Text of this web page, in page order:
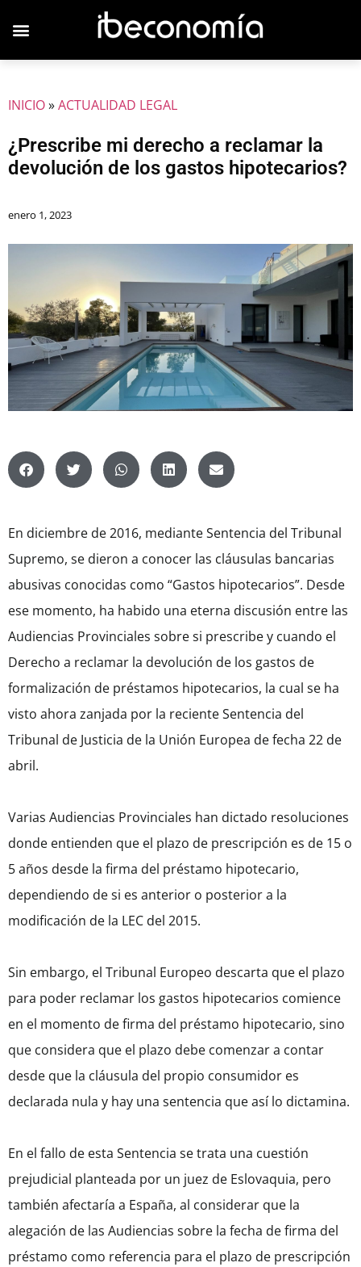
INICIO»ACTUALIDAD LEGAL
¿Prescribe mi derecho a reclamar la
devolución de los gastos hipotecarios?
enero 1, 2023
En diciembre de 2016, mediante Sentencia del Tribunal
Supremo, se dieron a conocer las cláusulas bancarias
abusivas conocidas como “Gastos hipotecarios”. Desde
ese momento, ha habido una eterna discusión entre las
Audiencias Provinciales sobre si prescribe y cuando el
Derecho a reclamar la devolución de los gastos de
formalización de préstamos hipotecarios, la cual se ha
visto ahora zanjada por la reciente Sentencia del
Tribunal de Justicia de la Unión Europea de fecha 22 de
abril.
Varias Audiencias Provinciales han dictado resoluciones
donde entienden que el plazo de prescripción es de 15 o
5 años desde la firma del préstamo hipotecario,
dependiendo de si es anterior o posterior a la
modificación de la LEC del 2015.
Sin embargo, el Tribunal Europeo descarta que el plazo
para poder reclamar los gastos hipotecarios comience
en el momento de firma del préstamo hipotecario, sino
que considera que el plazo debe comenzar a contar
desde que la cláusula del propio consumidor es
declarada nula y hay una sentencia que así lo dictamina.
En el fallo de esta Sentencia se trata una cuestión
prejudicial planteada por un juez de Eslovaquia, pero
también afectaría a España, al considerar que la
alegación de las Audiencias sobre la fecha de firma del
préstamo como referencia para el plazo de prescripción